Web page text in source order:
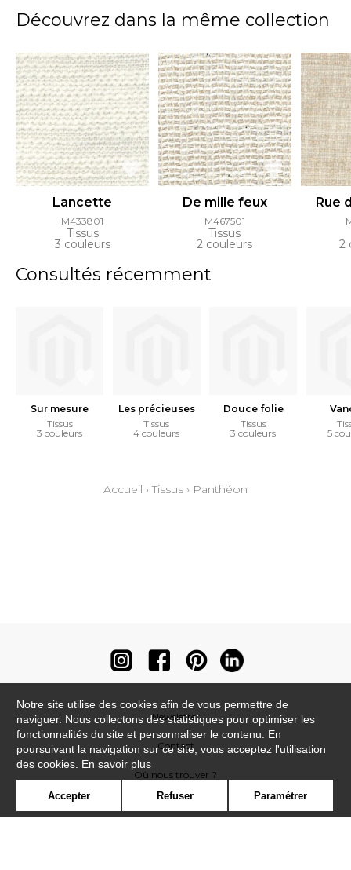
Découvrez dans la même collection
Lancette
M433801
Tissus
3 couleurs
De mille feux
M467501
Tissus
2 couleurs
Rue
2
Consultés récemment
Sur mesure
Tissus
3 couleurs
Les précieuses
Tissus
4 couleurs
Douce folie
Tissus
3 couleurs
5
Accueil ›Tissus › Panthéon
Newsletter
Contact
Où nous trouver ?
Notre site utilise des cookies afin de vous permettre de
naviguer. Nous collectons des statistiques pour optimiser les
fonctionnalités du site et personnaliser le contenu. En
poursuivant la navigation sur ce site, vous acceptez l'utilisation
des cookies. En savoir plus
Accepter Refuser Paramétrer